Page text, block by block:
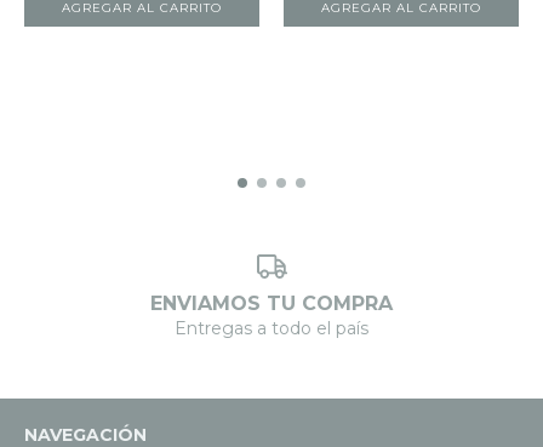
ENVIAMOS TU COMPRA
Entregas a todo el país
NAVEGACIÓN